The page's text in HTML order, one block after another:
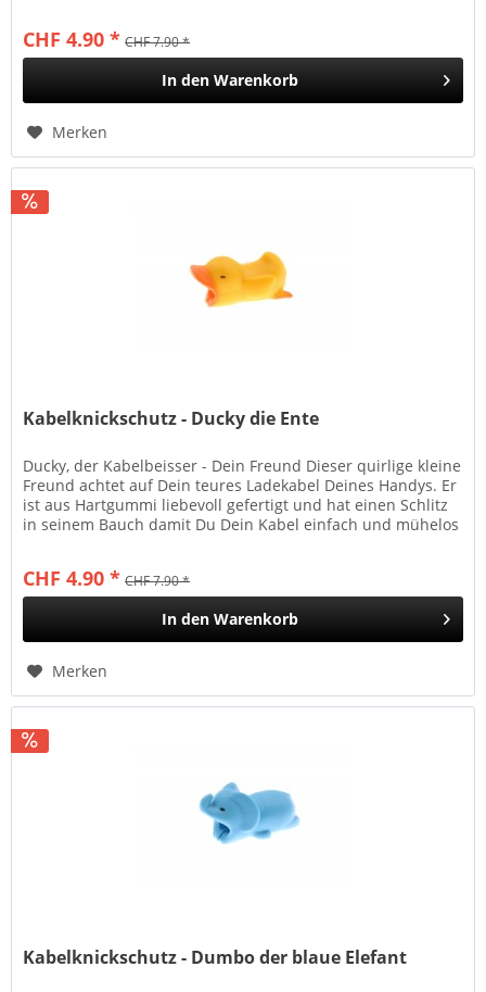
CHF 4.90 * CHF 7.90 *
In den Warenkorb
Merken
Kabelknickschutz - Ducky die Ente
Ducky, der Kabelbeisser - Dein Freund Dieser quirlige kleine
Freund achtet auf Dein teures Ladekabel Deines Handys. Er
ist aus Hartgummi liebevoll gefertigt und hat einen Schlitz
in seinem Bauch damit Du Dein Kabel einfach und mühelos
CHF 4.90 * CHF 7.90 *
In den Warenkorb
Merken
Kabelknickschutz - Dumbo der blaue Elefant